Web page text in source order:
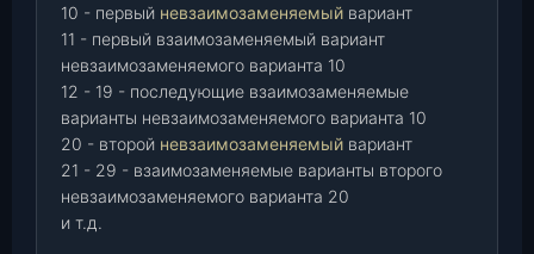
10 - первый невзаимозаменяемый вариант
11 - первый взаимозаменяемый вариант
невзаимозаменяемого варианта 10
12 - 19 - последующие взаимозаменяемые
варианты невзаимозаменяемого варианта 10
20 - второй невзаимозаменяемый вариант
21 - 29 - взаимозаменяемые варианты второго
невзаимозаменяемого варианта 20
и т.д.